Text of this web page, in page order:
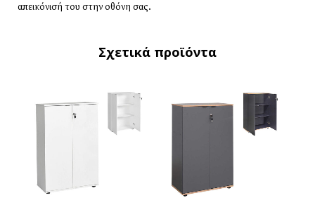
απεικόνισή του στην οθόνη σας.
Σχετικά προϊόντα